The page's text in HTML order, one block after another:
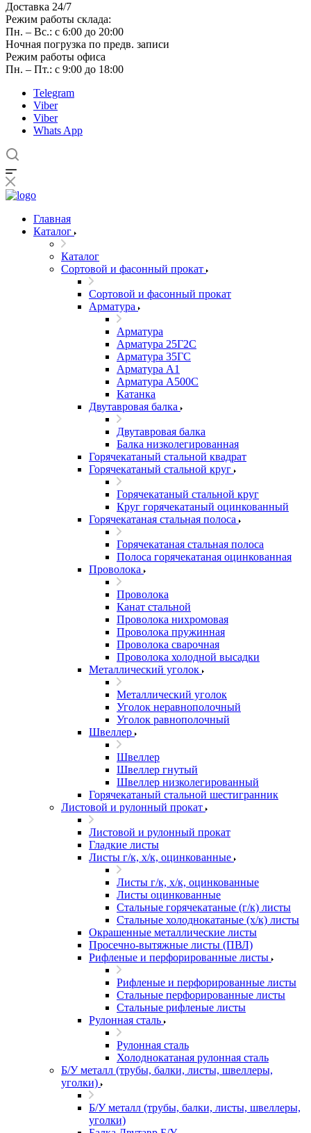
Доставка 24/7
Режим работы склада:
Пн. – Вс.: с 6:00 до 20:00
Ночная погрузка по предв. записи
Режим работы офиса
Пн. – Пт.: с 9:00 до 18:00
Telegram
Viber
Viber
Whats App
Главная
Каталог
Каталог
Сортовой и фасонный прокат
Сортовой и фасонный прокат
Арматура
Арматура
Арматура 25Г2С
Арматура 35ГС
Арматура А1
Арматура А500С
Катанка
Двутавровая балка
Двутавровая балка
Балка низколегированная
Горячекатаный стальной квадрат
Горячекатаный стальной круг
Горячекатаный стальной круг
Круг горячекатаный оцинкованный
Горячекатаная стальная полоса
Горячекатаная стальная полоса
Полоса горячекатаная оцинкованная
Проволока
Проволока
Канат стальной
Проволока нихромовая
Проволока пружинная
Проволока сварочная
Проволока холодной высадки
Металлический уголок
Металлический уголок
Уголок неравнополочный
Уголок равнополочный
Швеллер
Швеллер
Швеллер гнутый
Швеллер низколегированный
Горячекатаный стальной шестигранник
Листовой и рулонный прокат
Листовой и рулонный прокат
Гладкие листы
Листы г/к, х/к, оцинкованные
Листы г/к, х/к, оцинкованные
Листы оцинкованные
Стальные горячекатаные (г/к) листы
Стальные холоднокатаные (х/к) листы
Окрашенные металлические листы
Просечно-вытяжные листы (ПВЛ)
Рифленые и перфорированные листы
Рифленые и перфорированные листы
Стальные перфорированные листы
Стальные рифленые листы
Рулонная сталь
Рулонная сталь
Холоднокатаная рулонная сталь
Б/У металл (трубы, балки, листы, швеллеры,
уголки)
Б/У металл (трубы, балки, листы, швеллеры,
уголки)